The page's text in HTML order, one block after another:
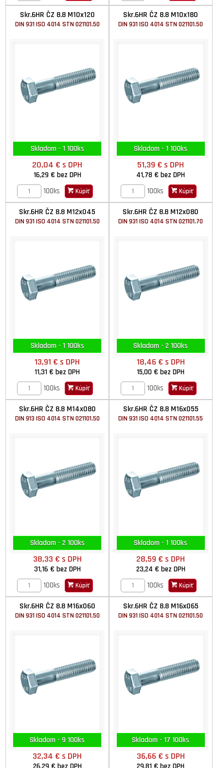
Skr.6HR ČZ 8.8 M10x120
DIN 931 ISO 4014 STN 021101.50
Skladom - 1 100ks
20,04 €s DPH
16,29 € bez DPH
100ks
Kúpiť
Skr.6HR ČZ 8.8 M10x180
DIN 931 ISO 4014 STN 021101.50
Skladom - 1 100ks
51,39 €s DPH
41,78 €bez DPH
100ks
Kúpiť
Skr.6HR ČZ 8.8 M12x045
DIN 931 ISO 4014 STN 021101.50
Skladom - 1 100ks
13,91 €s DPH
11,31 €bez DPH
100ks
Kúpiť
Skr.6HR ČZ 8.8 M12x080
DIN 931 ISO 4014 STN 021101.70
Skladom - 2 100ks
18,46 € s DPH
15,00 €bez DPH
100ks
Kúpiť
Skr.6HR ČZ 8.8 M14x080
DIN 913 ISO 4014 STN 021101.50
Skladom - 2 100ks
38,33 € s DPH
31,16 € bez DPH
100ks
Kúpiť
Skr.6HR ČZ 8.8 M16x055
DIN 931 ISO 4014 STN 021101.55
Skladom - 1 100ks
28,59 €s DPH
23,24 € bez DPH
100ks
Kúpiť
Skr.6HR ČZ 8.8 M16x060
DIN 931 ISO 4014 STN 021101.50
Skladom - 9 100ks
32,34 €s DPH
Skr.6HR ČZ 8.8 M16x065
DIN 931 ISO 4014 STN 021101.50
Skladom - 17 100ks
36,66 € s DPH